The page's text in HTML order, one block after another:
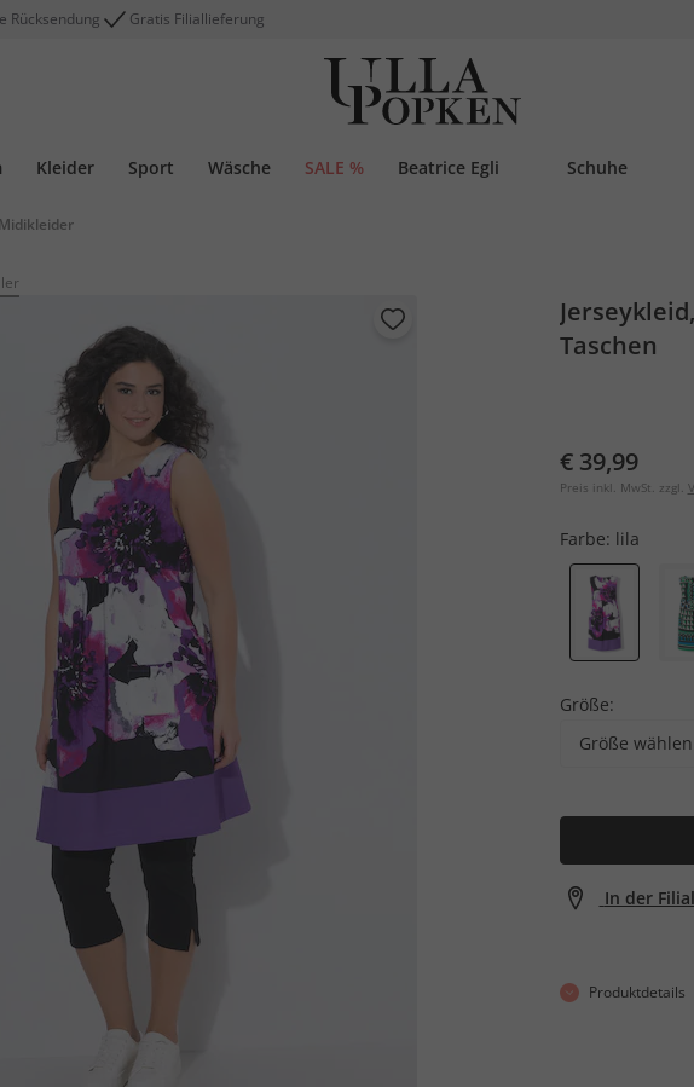
Rücksendung Gratis Filiallieferung
Kleider Sport Wäsche SALE % Beatrice Egli Schuhe
Midikleider
Taschen
€ 39,99
Preis inkl. MwSt. zzgl.
Farbe: lila
Größe:
Größe wählen
In der
Produktdetails